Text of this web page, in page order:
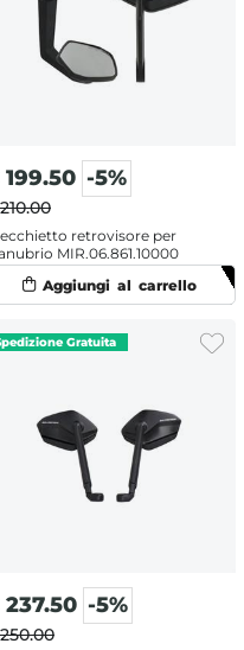
199.50 -5%
retrovisore per
MIR.06.861.10000
237.50 -5%